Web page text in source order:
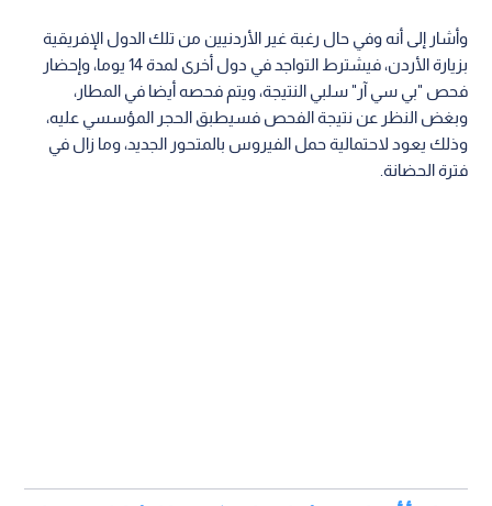
وأشار إلى أنه وفي حال رغبة غير الأردنيين من تلك الدول الإفريقية
بزيارة الأردن، فيشترط التواجد في دول أخرى لمدة 14 يوما، وإحضار
فحص "بي سي آر" سلبي النتيجة، ويتم فحصه أيضا في المطار،
وبغض النظر عن نتيجة الفحص فسيطبق الحجر المؤسسي عليه،
وذلك يعود لاحتمالية حمل الفيروس بالمتحور الجديد، وما زال في
فترة الحضانة.